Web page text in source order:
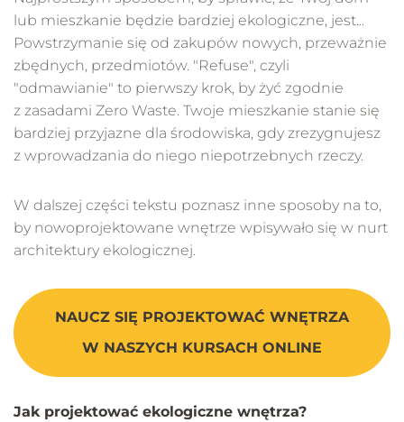
lub mieszkanie będzie bardziej ekologiczne, jest...
Powstrzymanie się od zakupów nowych, przeważnie
zbędnych, przedmiotów. "Refuse", czyli
"odmawianie" to pierwszy krok, by żyć zgodnie
z zasadami Zero Waste. Twoje mieszkanie stanie się
bardziej przyjazne dla środowiska, gdy zrezygnujesz
z wprowadzania do niego niepotrzebnych rzeczy.
W dalszej części tekstu poznasz inne sposoby na to,
by nowoprojektowane wnętrze wpisywało się w nurt
architektury ekologicznej.
NAUCZ SIĘ PROJEKTOWAĆ WNĘTRZA
W NASZYCH KURSACH ONLINE
Jak projektować ekologiczne wnętrza?